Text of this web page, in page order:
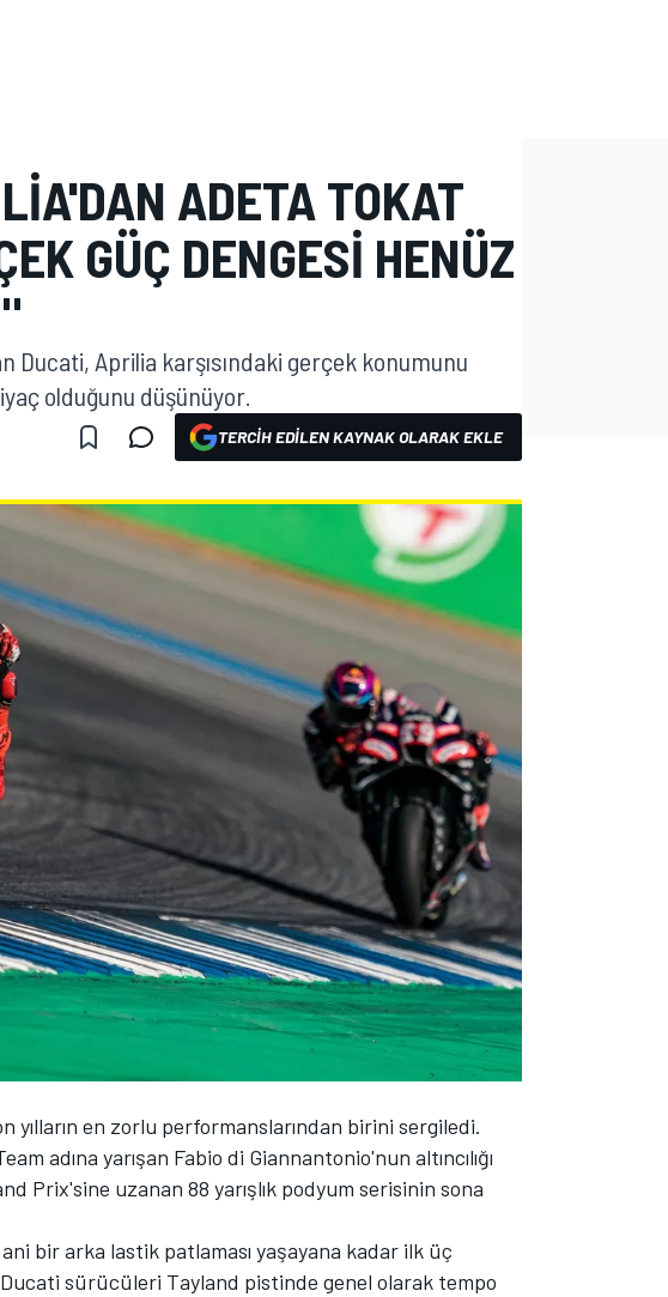
ADETA TOKAT
GÜÇ DENGESI HENÜZ
Ducati, Aprilia karşısındaki gerçek konumunu
olduğunu düşünüyor.
TERCIH EDILEN KAYNAK OLARAK EKLE
en zorlu performanslarından birini sergiledi.
adına yarışan Fabio di Giannantonio'nun altıncılığı
Prix'sine uzanan 88 yarışlık podyum serisinin sona
bir arka lastik patlaması yaşayana kadar ilk üç
sürücüleri Tayland pistinde genel olarak tempo